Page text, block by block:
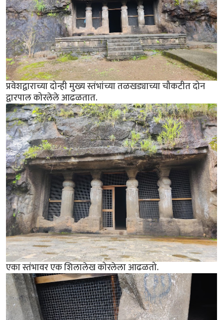
प्रवेशद्वाराच्या दोन्ही मुख्य स्तंभांच्या तळखड्याच्या चौकटीत दोन
द्वारपाल कोरलेले आढळतात.
एका स्तंभावर एक शिलालेख कोरलेला आढळतो.